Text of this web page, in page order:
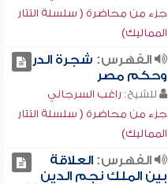
جزء من محاضرة ( سلسلة التتار
المماليك)
الفهرس: شجرة الدر
وحكم مصر
للشيخ: راغب السرجاني
جزء من محاضرة ( سلسلة التتار
المماليك)
الفهرس:العلاقة
بين الملك نجم الدين